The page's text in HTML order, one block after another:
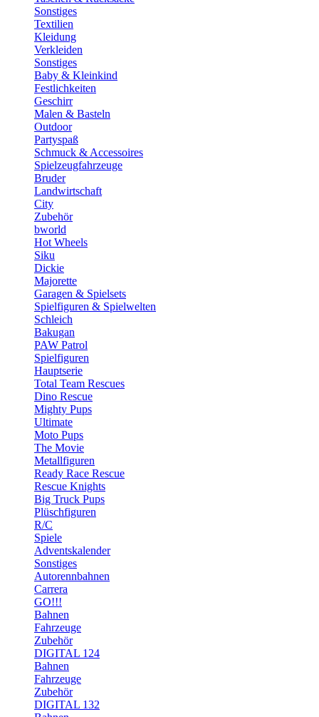
Sonstiges
Textilien
Kleidung
Verkleiden
Sonstiges
Baby & Kleinkind
Festlichkeiten
Geschirr
Malen & Basteln
Outdoor
Partyspaß
Schmuck & Accessoires
Spielzeugfahrzeuge
Bruder
Landwirtschaft
City
Zubehör
bworld
Hot Wheels
Siku
Dickie
Majorette
Garagen & Spielsets
Spielfiguren & Spielwelten
Schleich
Bakugan
PAW Patrol
Spielfiguren
Hauptserie
Total Team Rescues
Dino Rescue
Mighty Pups
Ultimate
Moto Pups
The Movie
Metallfiguren
Ready Race Rescue
Rescue Knights
Big Truck Pups
Plüschfiguren
R/C
Spiele
Adventskalender
Sonstiges
Autorennbahnen
Carrera
GO!!!
Bahnen
Fahrzeuge
Zubehör
DIGITAL 124
Bahnen
Fahrzeuge
Zubehör
DIGITAL 132